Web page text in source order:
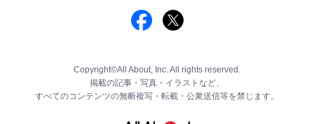
Copyright©All About, Inc. All rights reserved.
掲載の記事・写真・イラストなど、
すべてのコンテンツの無断複写・転載・公衆送信等を禁じます。